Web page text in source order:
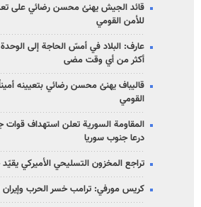
قائد الجيش يهنئ محسن رضائي على
للأمن القومي
عارف: البلاد في أمسّ الحاجة إلى
أكثر من أي وقت مضى
قاليباف يهنئ محسن رضائي بتعيينه
القومي
المقاومة السورية تعلن استهداف
درعا جنوب سوريا
تراجع المخزون التسليحي الأميركي
كريس مورفي: ترامب خسر الحرب